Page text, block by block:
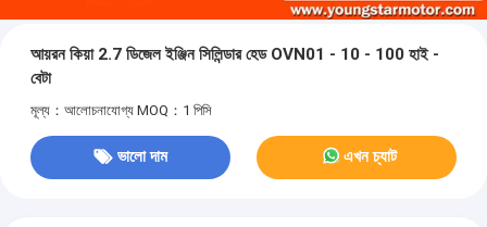
আয়রন কিয়া 2.7 ডিজেল ইঞ্জিন সিলিন্ডার হেড OVN01 - 10 - 100 হাই -
বেটা
মূল্য：আলোচনাযোগ্য MOQ：1 পিসি
ভালো দাম এখন চ্যাট